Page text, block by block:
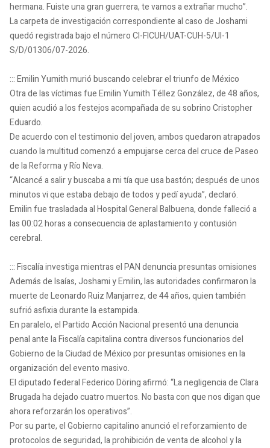
hermana. Fuiste una gran guerrera, te vamos a extrañar mucho”.
La carpeta de investigación correspondiente al caso de Joshami
quedó registrada bajo el número CI-FICUH/UAT-CUH-5/UI-1
S/D/01306/07-2026.
::: Emilin Yumith murió buscando celebrar el triunfo de México
Otra de las víctimas fue Emilin Yumith Téllez González, de 48 años,
quien acudió a los festejos acompañada de su sobrino Cristopher
Eduardo.
De acuerdo con el testimonio del joven, ambos quedaron atrapados
cuando la multitud comenzó a empujarse cerca del cruce de Paseo
de la Reforma y Río Neva.
“Alcancé a salir y buscaba a mi tía que usa bastón; después de unos
minutos vi que estaba debajo de todos y pedí ayuda”, declaró.
Emilin fue trasladada al Hospital General Balbuena, donde falleció a
las 00:02 horas a consecuencia de aplastamiento y contusión
cerebral.
::: Fiscalía investiga mientras el PAN denuncia presuntas omisiones
Además de Isaías, Joshami y Emilin, las autoridades confirmaron la
muerte de Leonardo Ruiz Manjarrez, de 44 años, quien también
sufrió asfixia durante la estampida.
En paralelo, el Partido Acción Nacional presentó una denuncia
penal ante la Fiscalía capitalina contra diversos funcionarios del
Gobierno de la Ciudad de México por presuntas omisiones en la
organización del evento masivo.
El diputado federal Federico Döring afirmó: “La negligencia de Clara
Brugada ha dejado cuatro muertos. No basta con que nos digan que
ahora reforzarán los operativos”.
Por su parte, el Gobierno capitalino anunció el reforzamiento de
protocolos de seguridad, la prohibición de venta de alcohol y la